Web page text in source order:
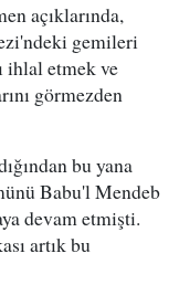
açıklarında,
gemileri
ihlal etmek ve
görmezden
bu yana
Babu'l Mendeb
devam etmişti.
artık bu